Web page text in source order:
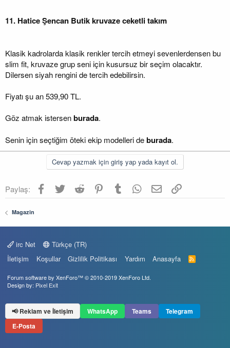
11. Hatice Şencan Butik kruvaze ceketli takım
Klasik kadrolarda klasik renkler tercih etmeyi sevenlerdensen bu
slim fit, kruvaze grup seni için kusursuz bir seçim olacaktır.
Dilersen siyah rengini de tercih edebilirsin.
Fiyatı şu an 539,90 TL.
Göz atmak istersenburada.
Senin için seçtiğim öteki ekip modelleri deburada.
Cevap yazmak için giriş yap yada kayıt ol.
Paylaş: Facebook
TwitterReddit PinterestTumblr WhatsApp
E-postaLink
Magazin
irc Net
Türkçe (TR)
İletişim
Koşullar Gizlilik Politikası Yardım Anasayfa
R
S
Forum software by XenForo™© 2010-2019 XenForo Ltd.
Design by: Pixel Exit
📢 Reklam ve İletişim WhatsApp Teams
Telegram
E-Posta